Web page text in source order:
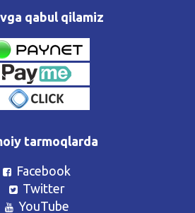
qabul qilamiz
tarmoqlarda
Facebook
Twitter
YouTube